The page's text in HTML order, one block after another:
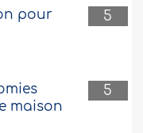
5
pour
5
maison